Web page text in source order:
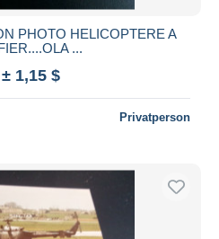
PHOTO HELICOPTERE A
...
± 1,15 $
Privatperson